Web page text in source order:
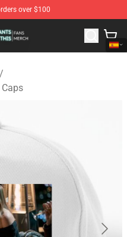
over $100
Official Nobody Wants This
/